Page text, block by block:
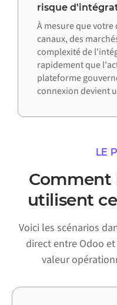
risque
À mesure que
canaux, des
complexité de
rapidement que
plateforme
connexion devient
LE
Comment
utilisent
Voici les scénarios
direct entre Odoo
valeur